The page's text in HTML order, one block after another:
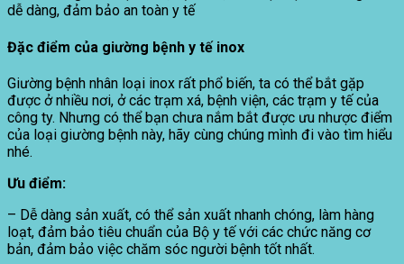
dễ dàng, đảm bảo an toàn y tế
Đặc điểm của giường bệnh y tế inox
Giường bệnh nhân loại inox rất phổ biến, ta có thể bắt gặp
được ở nhiều nơi, ở các trạm xá, bệnh viện, các trạm y tế của
công ty. Nhưng có thể bạn chưa nắm bắt được ưu nhược điểm
của loại giường bệnh này, hãy cùng chúng mình đi vào tìm hiểu
nhé.
Ưu điểm:
– Dễ dàng sản xuất, có thể sản xuất nhanh chóng, làm hàng
loạt, đảm bảo tiêu chuẩn của Bộ y tế với các chức năng cơ
bản, đảm bảo việc chăm sóc người bệnh tốt nhất.